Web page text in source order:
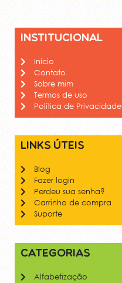
Institucional
Início
Contato
Sobre mim
Termos de uso
Política de Privacidade
Links úteis
Blog
Fazer login
Perdeu sua senha?
Carrinho de compra
Suporte
Categorias
Alfabetização